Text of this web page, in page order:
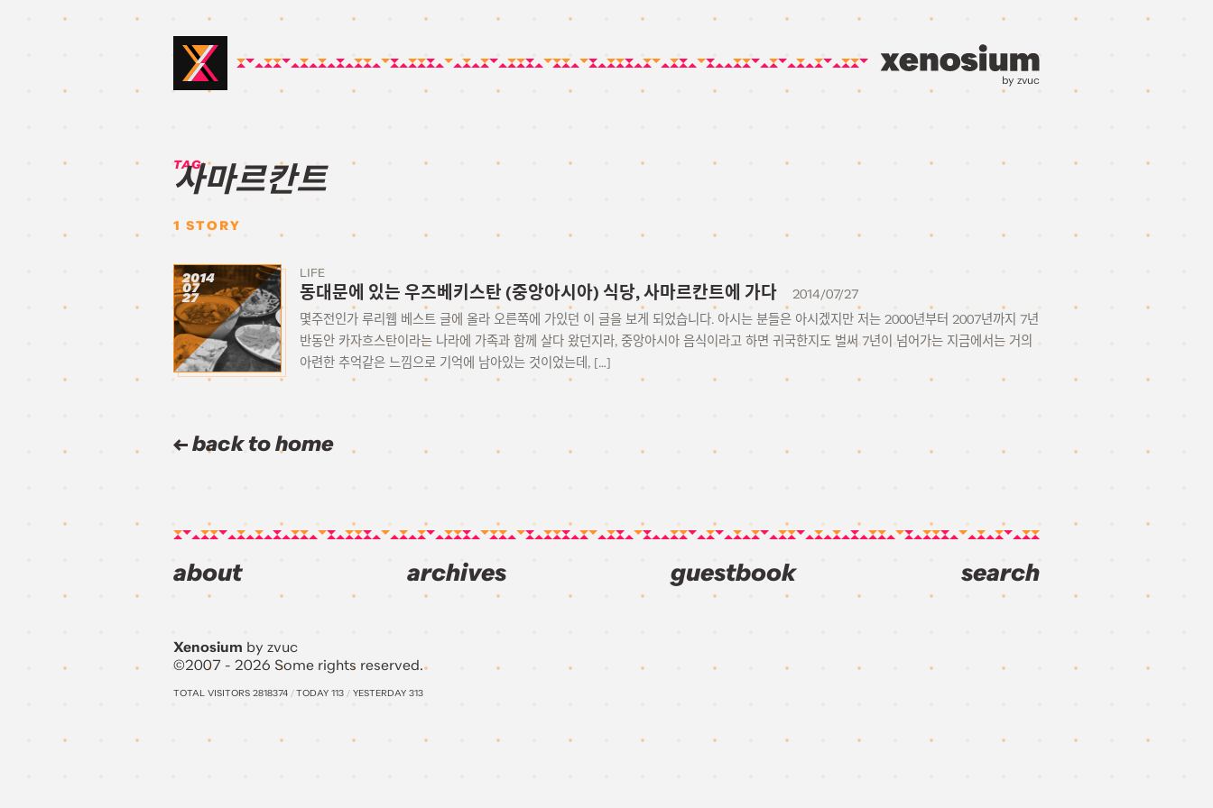
by zvuc
TAG:
사마르칸트
1 STORY
2014
07
27
LIFE
동대문에 있는 우즈베키스탄 (중앙아시아) 식당, 사마르칸트에 가다
2014/07/27
몇주전인가 루리웹 베스트 글에 올라 오른쪽에 가있던 이 글을 보게 되었습니다. 아시는 분들은 아시겠지만 저는 2000년부터 2007년까지 7년
반동안 카자흐스탄이라는 나라에 가족과 함께 살다 왔던지라, 중앙아시아 음식이라고 하면 귀국한지도 벌써 7년이 넘어가는 지금에서는 거의
아련한 추억같은 느낌으로 기억에 남아있는 것이었는데, […]
back to home
about archives guestbook search
Xenosium by zvuc
©2007 - 2026 Some rights reserved.
TOTAL VISITORS 2818374 /TODAY 113 / YESTERDAY 313